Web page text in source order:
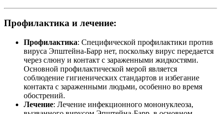
Профилактика и лечение:
Профилактика: Специфической профилактики против
вируса Эпштейна-Барр нет, поскольку вирус передается
через слюну и контакт с зараженными жидкостями.
Основной профилактической мерой является
соблюдение гигиенических стандартов и избегание
контакта с зараженными людьми, особенно во время
обострений.
Лечение: Лечение инфекционного мононуклеоза,